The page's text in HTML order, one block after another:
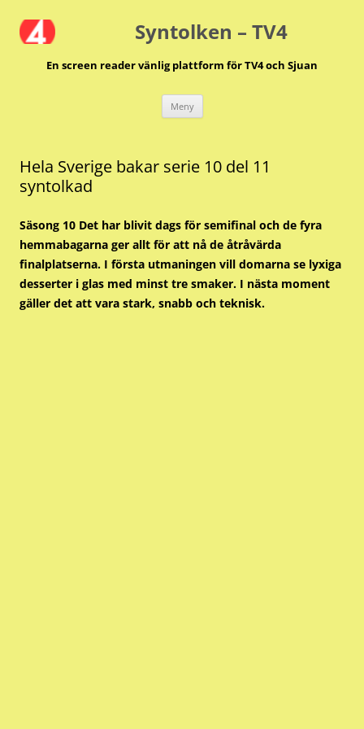
till
innehåll Syntolken – TV4
En screen reader vänlig plattform för TV4 och Sjuan
Meny
Hela Sverige bakar serie 10 del 11
syntolkad
Säsong 10 Det har blivit dags för semifinal och de fyra
hemmabagarna ger allt för att nå de åtråvärda
finalplatserna. I första utmaningen vill domarna se lyxiga
desserter i glas med minst tre smaker. I nästa moment
gäller det att vara stark, snabb och teknisk.